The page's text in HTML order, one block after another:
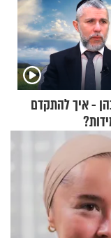
- איך להתקדם